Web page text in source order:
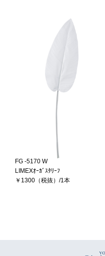
FG -5170 W
LIMEXｵｰｶﾞｽﾀﾘｰﾌ
￥1300（税抜）/1本